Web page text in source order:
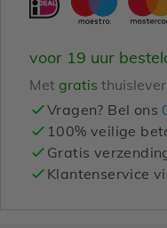
voor 19 uur
Met gratis
Vragen? Bel ons
100% veilige
Gratis
Klantenservice